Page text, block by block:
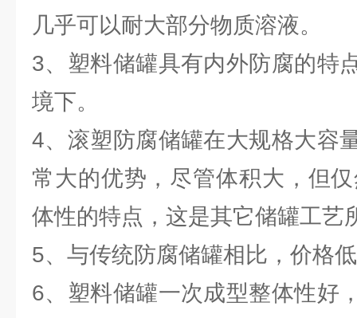
几乎可以耐大部分物质溶液。
3、塑料储罐具有内外防腐的特
境下。
4、滚塑防腐储罐在大规格大容
常大的优势，尽管体积大，但
体性的特点，这是其它储罐工艺
5、与传统防腐储罐相比，价格
6、塑料储罐一次成型整体性好